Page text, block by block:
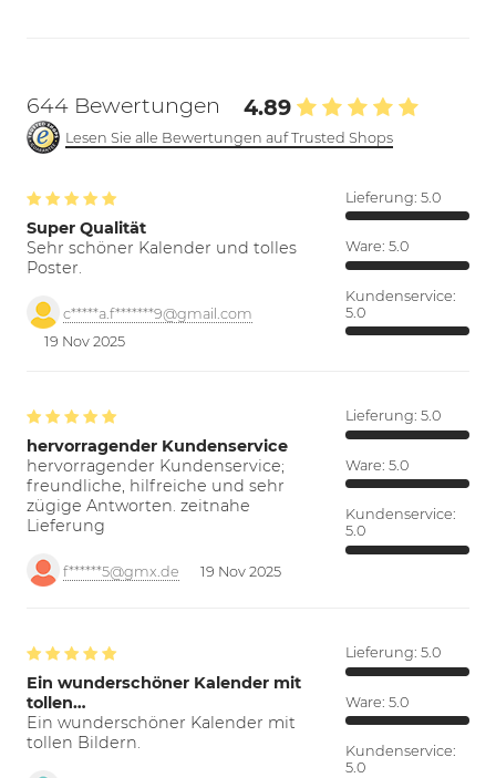
644 Bewertungen 4.89
Lesen Sie alle Bewertungen auf Trusted Shops
Super Qualität
Sehr schöner Kalender und tolles
Poster.
c*****a.f*******9@gmail.com
19 Nov 2025
Lieferung: 5.0
Ware: 5.0
Kundenservice:
5.0
hervorragender Kundenservice
hervorragender Kundenservice;
freundliche, hilfreiche und sehr
zügige Antworten. zeitnahe
Lieferung
f******5@gmx.de 19 Nov 2025
Lieferung: 5.0
Ware: 5.0
Kundenservice:
5.0
Ein wunderschöner Kalender mit
tollen…
Ein wunderschöner Kalender mit
tollen Bildern.
Lieferung: 5.0
Ware: 5.0
Kundenservice:
5.0